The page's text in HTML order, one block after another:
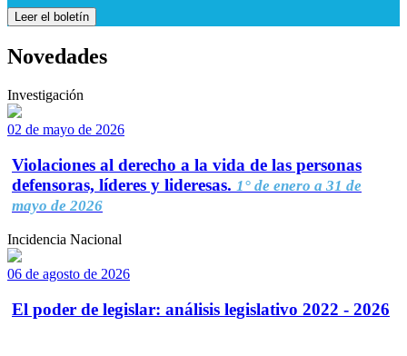
Leer el boletín
Novedades
Investigación
02 de mayo de 2026
Violaciones al derecho a la vida de las personas
defensoras, líderes y lideresas. 1° de enero a 31 de
mayo de 2026
Incidencia Nacional
06 de agosto de 2026
El poder de legislar: análisis legislativo 2022 - 2026